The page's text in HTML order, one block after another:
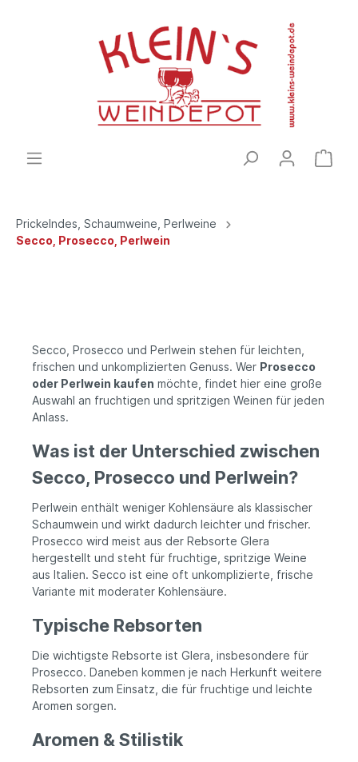
Prickelndes, Schaumweine, Perlweine
Secco, Prosecco, Perlwein
Secco, Prosecco und Perlwein stehen für leichten,
frischen und unkomplizierten Genuss. Wer Prosecco
oder Perlwein kaufen möchte, findet hier eine große
Auswahl an fruchtigen und spritzigen Weinen für jeden
Anlass.
Was ist der Unterschied zwischen
Secco, Prosecco und Perlwein?
Perlwein enthält weniger Kohlensäure als klassischer
Schaumwein und wirkt dadurch leichter und frischer.
Prosecco wird meist aus der Rebsorte Glera
hergestellt und steht für fruchtige, spritzige Weine
aus Italien. Secco ist eine oft unkomplizierte, frische
Variante mit moderater Kohlensäure.
Typische Rebsorten
Die wichtigste Rebsorte ist Glera, insbesondere für
Prosecco. Daneben kommen je nach Herkunft weitere
Rebsorten zum Einsatz, die für fruchtige und leichte
Aromen sorgen.
Aromen & Stilistik